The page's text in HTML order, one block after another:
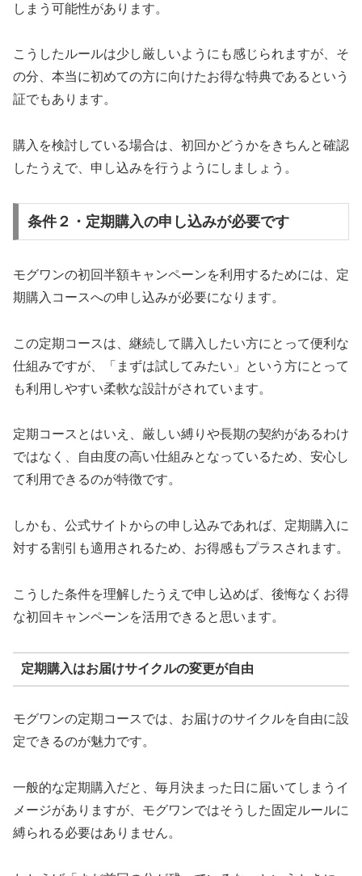
しまう可能性があります。
こうしたルールは少し厳しいようにも感じられますが、そ
の分、本当に初めての方に向けたお得な特典であるという
証でもあります。
購入を検討している場合は、初回かどうかをきちんと確認
したうえで、申し込みを行うようにしましょう。
条件２・定期購入の申し込みが必要です
モグワンの初回半額キャンペーンを利用するためには、定
期購入コースへの申し込みが必要になります。
この定期コースは、継続して購入したい方にとって便利な
仕組みですが、「まずは試してみたい」という方にとって
も利用しやすい柔軟な設計がされています。
定期コースとはいえ、厳しい縛りや長期の契約があるわけ
ではなく、自由度の高い仕組みとなっているため、安心し
て利用できるのが特徴です。
しかも、公式サイトからの申し込みであれば、定期購入に
対する割引も適用されるため、お得感もプラスされます。
こうした条件を理解したうえで申し込めば、後悔なくお得
な初回キャンペーンを活用できると思います。
定期購入はお届けサイクルの変更が自由
モグワンの定期コースでは、お届けのサイクルを自由に設
定できるのが魅力です。
一般的な定期購入だと、毎月決まった日に届いてしまうイ
メージがありますが、モグワンではそうした固定ルールに
縛られる必要はありません。